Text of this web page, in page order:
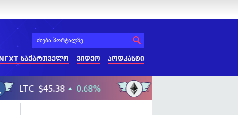
NEXT საქართველო ვიდეო პოდკასტი